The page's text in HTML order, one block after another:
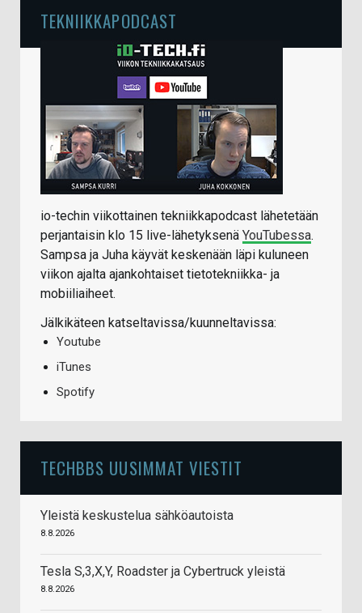
TEKNIIKKAPODCAST
io-techin viikottainen tekniikkapodcast lähetetään
perjantaisin klo 15 live-lähetyksenä YouTubessa.
Sampsa ja Juha käyvät keskenään läpi kuluneen
viikon ajalta ajankohtaiset tietotekniikka- ja
mobiiliaiheet.
Jälkikäteen katseltavissa/kuunneltavissa:
Youtube
iTunes
Spotify
TECHBBS UUSIMMAT VIESTIT
Yleistä keskustelua sähköautoista
8.8.2026
Tesla S,3,X,Y, Roadster ja Cybertruck yleistä
8.8.2026